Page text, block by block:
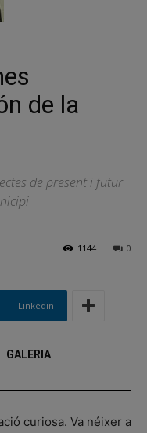
de la
de present i futur
0
1144
Linkedin
GALERIA
curiosa. Va néixer a